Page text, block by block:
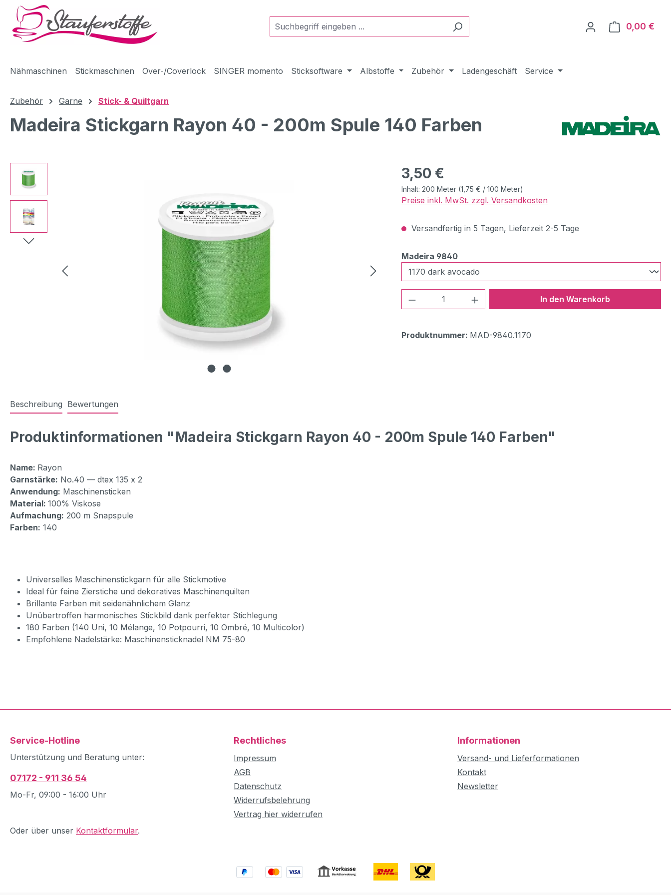
Hauptinhalt springen
Zur Suche springen
Zur Hauptnavigation springen
0,00 €
Nähmaschinen Stickmaschinen Over-/Coverlock SINGER momento Sticksoftware Albstoffe Zubehör Ladengeschäft Service
Zubehör Garne Stick- & Quiltgarn
Madeira Stickgarn Rayon 40 - 200m Spule 140 Farben
Bildergalerie überspringen Regulärer Preis:
3,50 €
Inhalt: 200 Meter (1,75 € / 100 Meter)
Preise inkl. MwSt. zzgl. Versandkosten
Versandfertig in 5 Tagen, Lieferzeit 2-5 Tage
Madeira 9840auswählen
Produkt Anzahl: Gib den gewünschten Wert
In den Warenkorb
Produktnummer: MAD-9840.1170
Beschreibung Bewertungen
Produktinformationen "Madeira Stickgarn Rayon 40 - 200m Spule 140 Farben"
Name: Rayon
Garnstärke: No.40 — dtex 135 x 2
Anwendung: Maschinensticken
Material: 100% Viskose
Aufmachung: 200 m Snapspule
Farben: 140
Universelles Maschinenstickgarn für alle Stickmotive
Ideal für feine Zierstiche und dekoratives Maschinenquilten
Brillante Farben mit seidenähnlichem Glanz
Unübertroffen harmonisches Stickbild dank perfekter Stichlegung
180 Farben (140 Uni, 10 Mélange, 10 Potpourri, 10 Ombré, 10 Multicolor)
Empfohlene Nadelstärke: Maschinensticknadel NM 75-80
Service-Hotline
Unterstützung und Beratung unter:
07172 - 911 36 54
Mo-Fr, 09:00 - 16:00 Uhr
Oder über unser Kontaktformular.
Rechtliches
Impressum
AGB
Datenschutz
Widerrufsbelehrung
Vertrag hier widerrufen
Informationen
Versand- und Lieferformationen
Kontakt
Newsletter